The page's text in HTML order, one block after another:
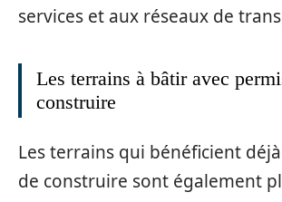
services et aux réseaux de
Les terrains à bâtir avec
construire
Les terrains qui bénéficient
de construire sont également